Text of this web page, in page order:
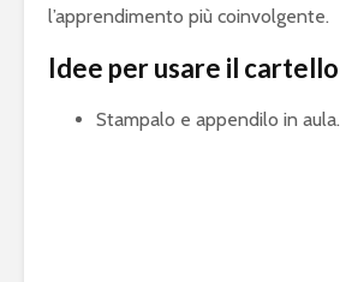
l’apprendimento più coinvolgente.
Idee per usare il cartello
Stampalo e appendilo in aula.